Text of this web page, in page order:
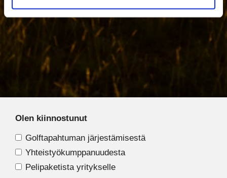
Olen kiinnostunut
Golftapahtuman järjestämisestä
Yhteistyökumppanuudesta
Pelipaketista yritykselle